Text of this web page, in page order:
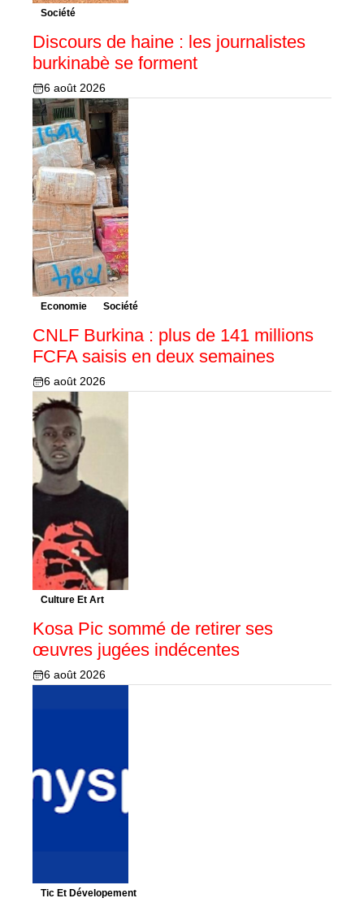
Société
Discours de haine : les journalistes
burkinabè se forment
6 août 2026
Economie Société
CNLF Burkina : plus de 141 millions
FCFA saisis en deux semaines
6 août 2026
Culture Et Art
Kosa Pic sommé de retirer ses
œuvres jugées indécentes
6 août 2026
Tic Et Dévelopement